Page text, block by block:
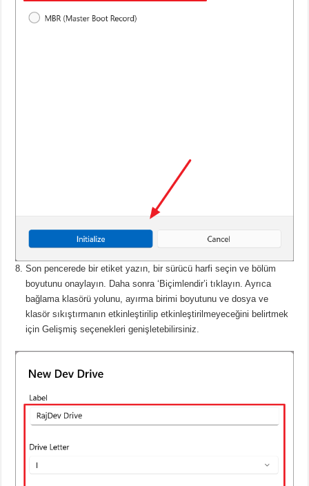
Son pencerede bir etiket yazın, bir sürücü harfi seçin ve bölüm
boyutunu onaylayın.
Daha sonra ‘Biçimlendir’i tıklayın.Ayrıca
bağlama klasörü yolunu, ayırma birimi boyutunu ve dosya ve
klasör sıkıştırmanın etkinleştirilip etkinleştirilmeyeceğini belirtmek
için Gelişmiş seçenekleri genişletebilirsiniz.